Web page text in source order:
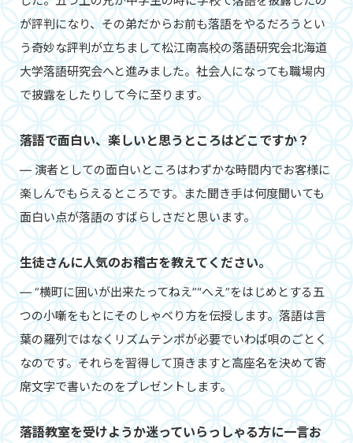
が評判になり、その弟だからお前も落語をやるだろうとい
う奇妙な評判が立ちまして松江南高校の落語研究会北海道
大学落語研究会へと進みました。社会人になっても職場内
で披露をしたりして今に至ります。
落語で面白い、楽しいと思うところはどこですか？
― 演者としての面白いところはわずかな時間内でお客様に
楽しんでもらえるところです。また聞き手は何度聞いても
面白い点が落語のすばらしさだと思います。
生徒さんに人気のお稽古を教えてください。
― “横町に囲いが出来たってねえ”“へえ”をはじめとする五
つの小噺をもとにそのしゃべり方を伝授します。落語は言
葉の羅列ではなくリズムテンポが必要でいわば唄のごとく
なのです。それらを習得して頂きますと高座名を決めて寄
席文字で書いたのをプレゼントします。
落語教室を受けようか迷っていらっしゃる方に一言お